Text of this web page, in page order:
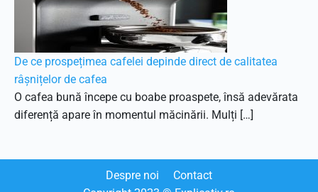
De ce prospețimea cafelei depinde direct de calitatea
râșnițelor de cafea
O cafea bună începe cu boabe proaspete, însă adevărata
diferență apare în momentul măcinării. Mulți […]
Despre noi
Contact